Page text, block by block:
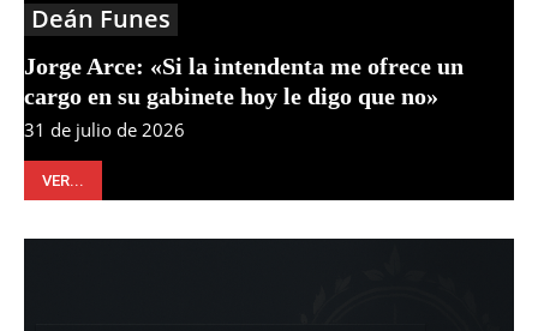
Deán Funes
Jorge Arce: «Si la intendenta me ofrece un
cargo en su gabinete hoy le digo que no»
31 de julio de 2026
VER...